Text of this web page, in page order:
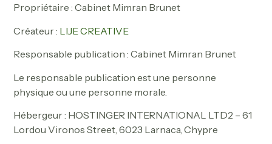
Propriétaire : Cabinet Mimran Brunet
Créateur : LIJE CREATIVE
Responsable publication : Cabinet Mimran Brunet
Le responsable publication est une personne
physique ou une personne morale.
Hébergeur : HOSTINGER INTERNATIONAL LTD2 – 61
Lordou Vironos Street, 6023 Larnaca, Chypre